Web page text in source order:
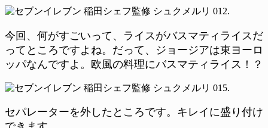
今回、何がすごいって、ライスがバスマティライスだ
ってところですよね。だって、ジョージアは東ヨーロ
ッパなんですよ。欧風の料理にバスマティライス！？
セパレーターを外したところです。キレイに盛り付け